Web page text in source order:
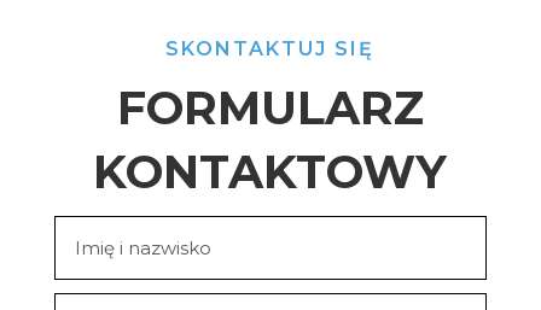
SKONTAKTUJ SIĘ
FORMULARZ
KONTAKTOWY